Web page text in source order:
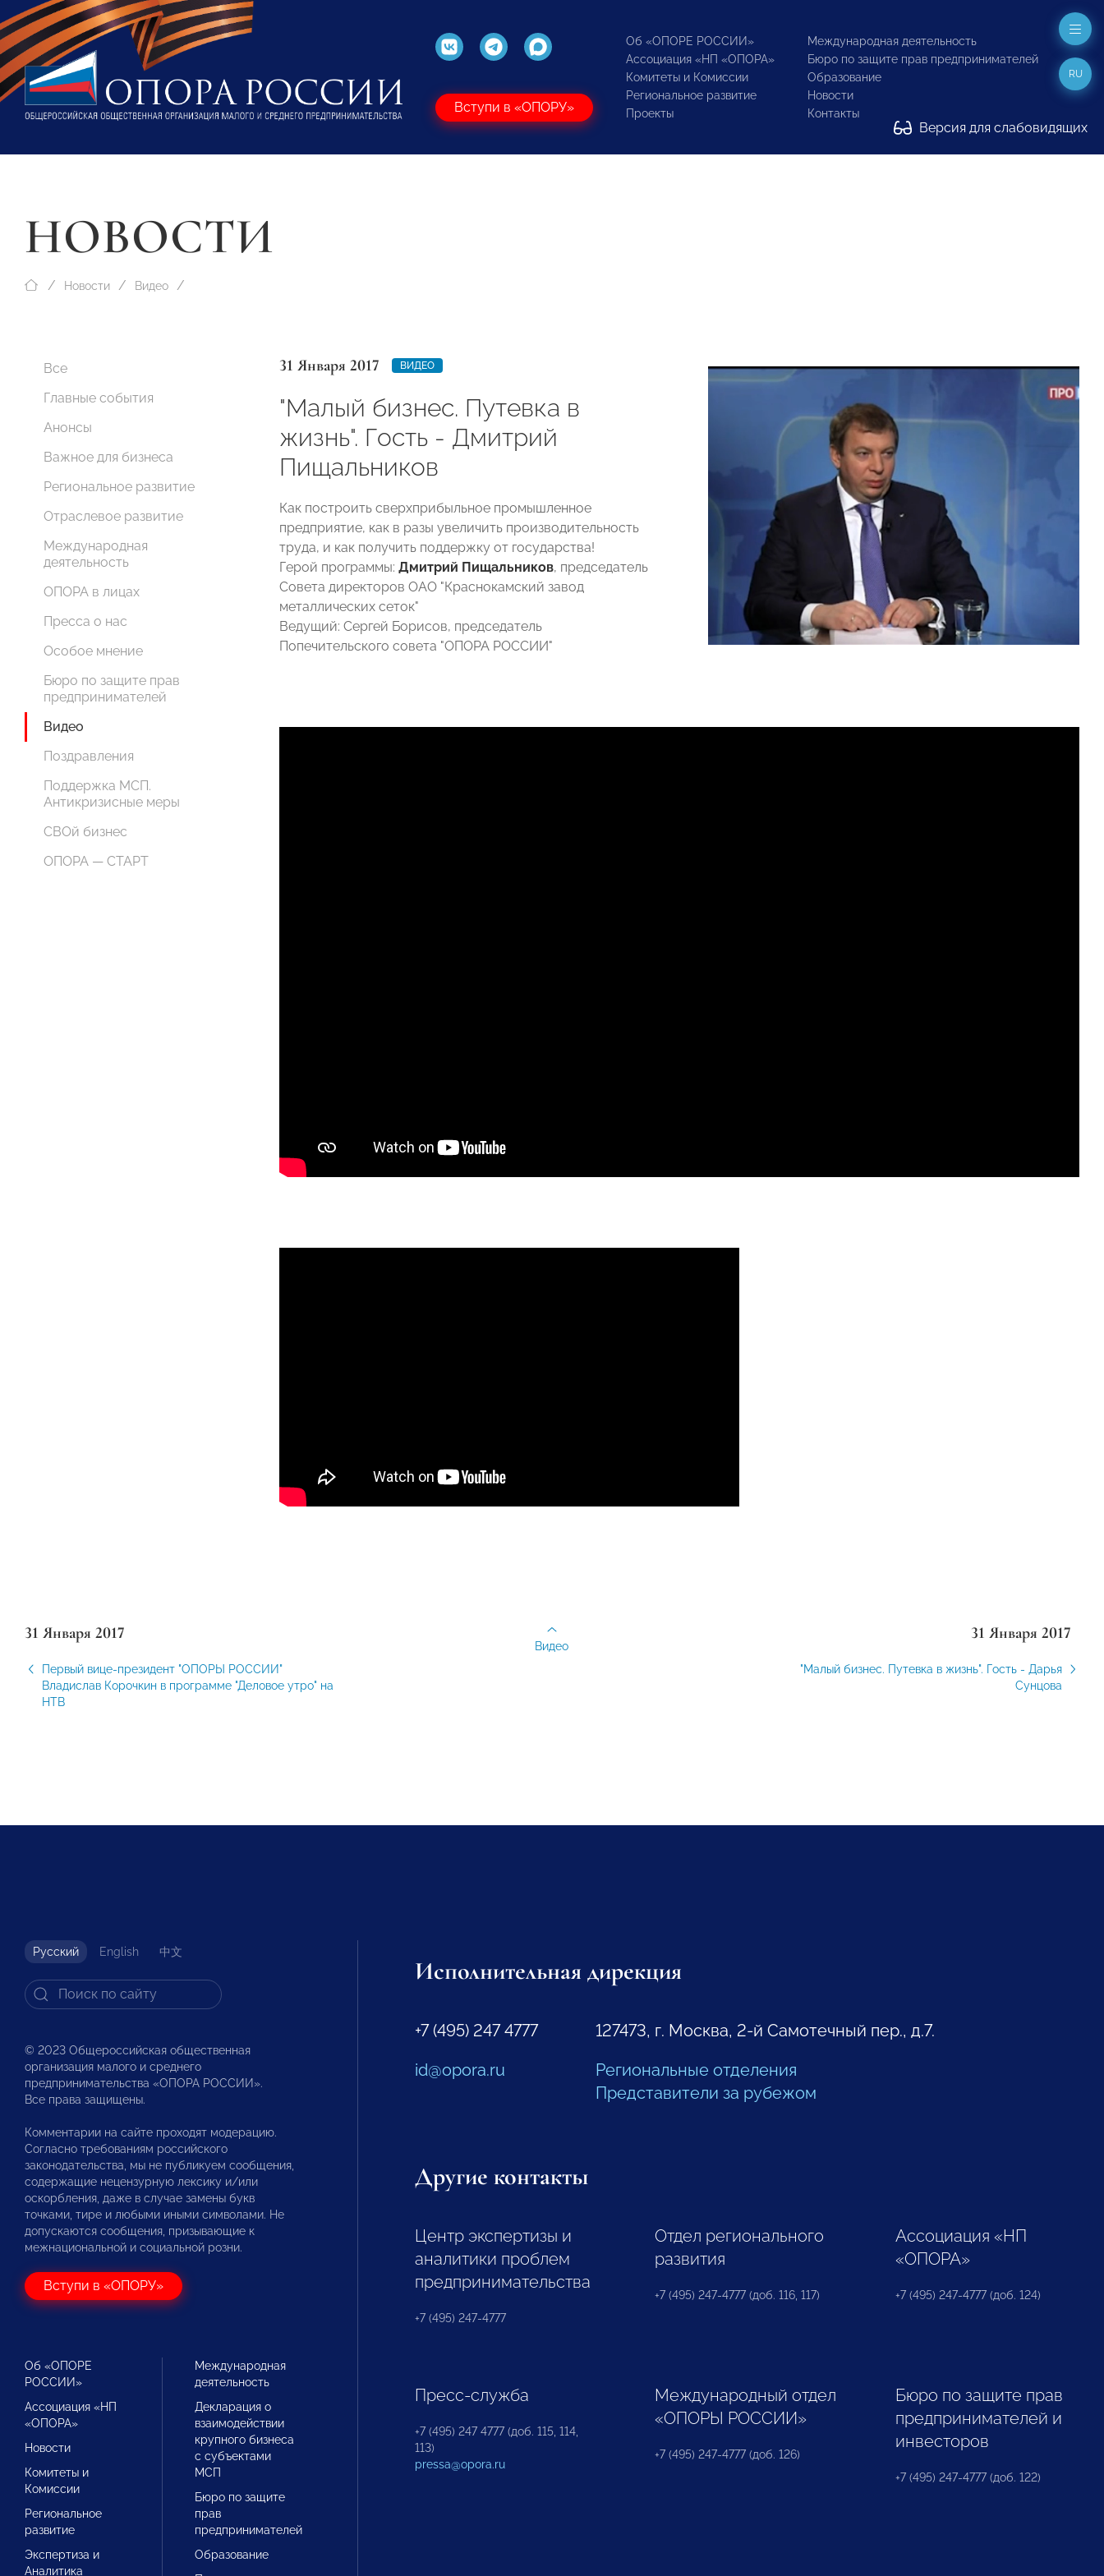
Вступи в «ОПОРУ»
Об «ОПОРЕ РОССИИ»
Ассоциация «НП «ОПОРА»
Комитеты и Комиссии
Региональное развитие
Проекты
Международная деятельность
Бюро по защите прав предпринимателей
Образование
Новости
Контакты
Версия для слабовидящих
RU
НОВОСТИ
Новости Видео
Все
Главные события
Анонсы
Важное для бизнеса
Региональное развитие
Отраслевое развитие
Международная
деятельность
ОПОРА в лицах
Пресса о нас
Особое мнение
Бюро по защите прав
предпринимателей
Видео
Поздравления
Поддержка МСП.
Антикризисные меры
СВОй бизнес
ОПОРА — СТАРТ
31 Января 2017 ВИДЕО
"Малый бизнес. Путевка в
жизнь". Гость - Дмитрий
Пищальников
Как построить сверхприбыльное промышленное
предприятие, как в разы увеличить производительность
труда, и как получить поддержку от государства!
Герой программы: Дмитрий Пищальников, председатель
Совета директоров ОАО "Краснокамский завод
металлических сеток"
Ведущий: Сергей Борисов, председатель
Попечительского совета "ОПОРА РОССИИ"
31 Января 2017
Первый вице-президент "ОПОРЫ РОССИИ"
Владислав Корочкин в программе "Деловое утро" на
НТВ
31 Января 2017
"Малый бизнес. Путевка в жизнь". Гость - Дарья
Сунцова
Видео
Русский English 中文
© 2023 Общероссийская общественная
организация малого и среднего
предпринимательства «ОПОРА РОССИИ».
Все права защищены.
Комментарии на сайте проходят модерацию.
Согласно требованиям российского
законодательства, мы не публикуем сообщения,
содержащие нецензурную лексику и/или
оскорбления, даже в случае замены букв
точками, тире и любыми иными символами. Не
допускаются сообщения, призывающие к
межнациональной и социальной розни.
Вступи в «ОПОРУ»
Об «ОПОРЕ
РОССИИ»
Ассоциация «НП
«ОПОРА»
Новости
Комитеты и
Комиссии
Региональное
развитие
Экспертиза и
Аналитика
Международная
деятельность
Декларация о
взаимодействии
крупного бизнеса
с субъектами
МСП
Бюро по защите
прав
предпринимателей
Образование
Исполнительная дирекция
+7 (495) 247 4777
id@opora.ru
127473, г. Москва, 2-й Самотечный пер., д.7.
Региональные отделения
Представители за рубежом
Другие контакты
Центр экспертизы и
аналитики проблем
предпринимательства
+7 (495) 247-4777
Отдел регионального
развития
+7 (495) 247-4777 (доб. 116, 117)
Ассоциация «НП
«ОПОРА»
+7 (495) 247-4777 (доб. 124)
Пресс-служба
+7 (495) 247 4777 (доб. 115, 114,
113)
pressa@opora.ru
Международный отдел
«ОПОРЫ РОССИИ»
+7 (495) 247-4777 (доб. 126)
Бюро по защите прав
предпринимателей и
инвесторов
+7 (495) 247-4777 (доб. 122)